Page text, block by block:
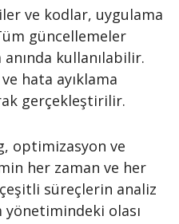
ve kodlar, uygulama
güncellemeler
kullanılabilir.
hata ayıklama
gerçekleştirilir.
optimizasyon ve
her zaman ve her
süreçlerin analiz
olası